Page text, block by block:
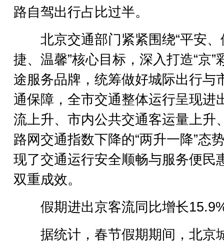
路自驾出行占比过半。
北京交通部门紧紧围绕“平安、
捷、温馨”核心目标，深入打造“京”
途服务品牌，统筹做好城际出行与
通保障，全市交通整体运行呈现进
流上升、市内公共交通客运量上升
路网交通指数下降的“两升一降”态
现了交通运行安全顺畅与服务便民
双重成效。
假期进出京客流同比增长
据统计，春节假期期间，北京